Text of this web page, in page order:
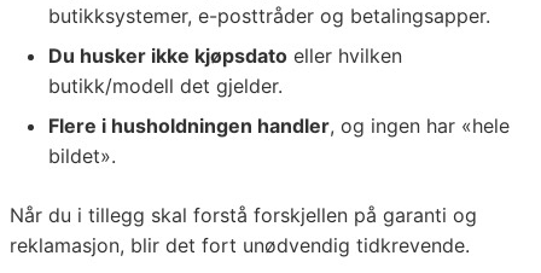
butikksystemer, e-posttråder og betalingsapper.
Du husker ikke kjøpsdato eller hvilken
butikk/modell det gjelder.
Flere i husholdningen handler, og ingen har «hele
bildet».
Når du i tillegg skal forstå forskjellen på garanti og
reklamasjon, blir det fort unødvendig tidkrevende.